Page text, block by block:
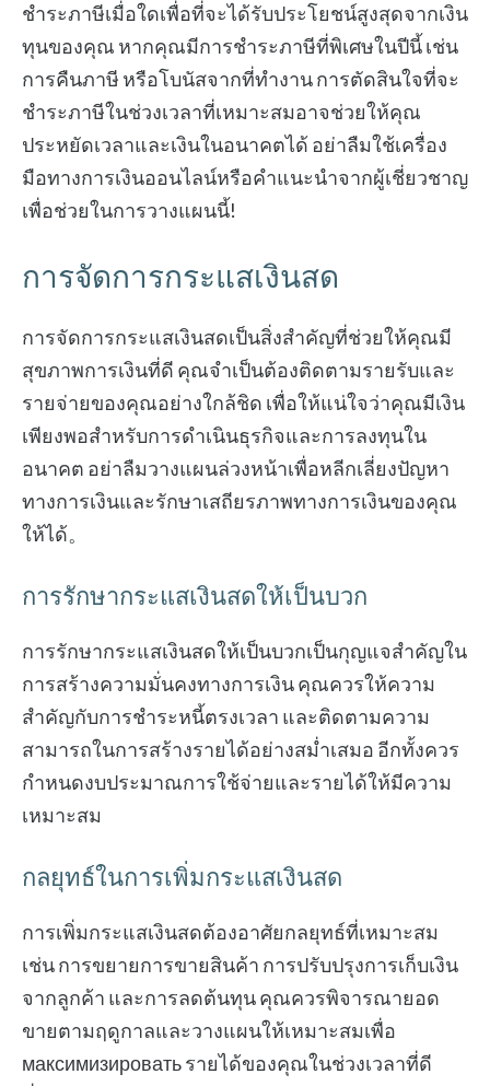
ชำระภาษีเมื่อใดเพื่อที่จะได้รับประโยชน์สูงสุดจากเงิน
ทุนของคุณ หากคุณมีการชำระภาษีที่พิเศษในปีนี้ เช่น
การคืนภาษี หรือโบนัสจากที่ทำงาน การตัดสินใจที่จะ
ชำระภาษีในช่วงเวลาที่เหมาะสมอาจช่วยให้คุณ
ประหยัดเวลาและเงินในอนาคตได้ อย่าลืมใช้เครื่อง
มือทางการเงินออนไลน์หรือคำแนะนำจากผู้เชี่ยวชาญ
เพื่อช่วยในการวางแผนนี้!
การจัดการกระแสเงินสด
การจัดการกระแสเงินสดเป็นสิ่งสำคัญที่ช่วยให้คุณมี
สุขภาพการเงินที่ดี คุณจำเป็นต้องติดตามรายรับและ
รายจ่ายของคุณอย่างใกล้ชิด เพื่อให้แน่ใจว่าคุณมีเงิน
เพียงพอสำหรับการดำเนินธุรกิจและการลงทุนใน
อนาคต อย่าลืมวางแผนล่วงหน้าเพื่อหลีกเลี่ยงปัญหา
ทางการเงินและรักษาเสถียรภาพทางการเงินของคุณ
ให้ได้。
การรักษากระแสเงินสดให้เป็นบวก
การรักษากระแสเงินสดให้เป็นบวกเป็นกุญแจสำคัญใน
การสร้างความมั่นคงทางการเงิน คุณควรให้ความ
สำคัญกับการชำระหนี้ตรงเวลา และติดตามความ
สามารถในการสร้างรายได้อย่างสม่ำเสมอ อีกทั้งควร
กำหนดงบประมาณการใช้จ่ายและรายได้ให้มีความ
เหมาะสม
กลยุทธ์ในการเพิ่มกระแสเงินสด
การเพิ่มกระแสเงินสดต้องอาศัยกลยุทธ์ที่เหมาะสม
เช่น การขยายการขายสินค้า การปรับปรุงการเก็บเงิน
จากลูกค้า และการลดต้นทุน คุณควรพิจารณายอด
ขายตามฤดูกาลและวางแผนให้เหมาะสมเพื่อ
максимизировать รายได้ของคุณในช่วงเวลาที่ดี